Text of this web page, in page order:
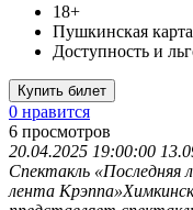
18+
Пушкинская карта
Доступность и
Купить билет
0 нравится
6 просмотров
20.04.2025 19:00:00
Спектакль «Последняя
лента